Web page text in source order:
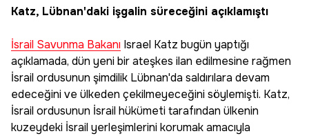
Katz, Lübnan'daki işgalin süreceğini açıklamıştı
İsrail Savunma Bakanı Israel Katz bugün yaptığı
açıklamada, dün yeni bir ateşkes ilan edilmesine rağmen
İsrail ordusunun şimdilik Lübnan'da saldırılara devam
edeceğini ve ülkeden çekilmeyeceğini söylemişti. Katz,
İsrail ordusunun İsrail hükümeti tarafından ülkenin
kuzeydeki İsrail yerleşimlerini korumak amacıyla